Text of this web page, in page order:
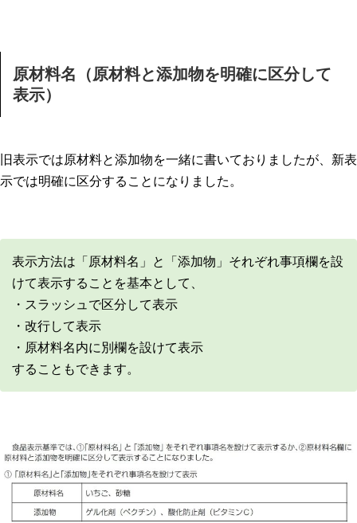
原材料名（原材料と添加物を明確に区分して
表示）
旧表示では原材料と添加物を一緒に書いておりましたが、新表
示では明確に区分することになりました。
表示方法は「原材料名」と「添加物」それぞれ事項欄を設
けて表示することを基本として、
・スラッシュで区分して表示
・改行して表示
・原材料名内に別欄を設けて表示
することもできます。